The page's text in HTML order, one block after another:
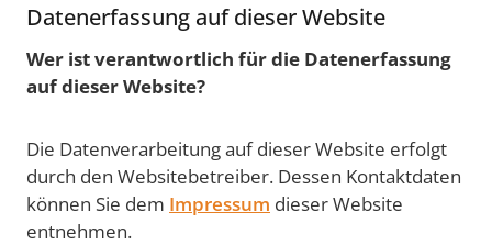
Datenerfassung auf dieser Website
Wer ist verantwortlich für die Datenerfassung
auf dieser Website?
Die Datenverarbeitung auf dieser Website erfolgt
durch den Websitebetreiber. Dessen Kontaktdaten
können Sie dem Impressum dieser Website
entnehmen.